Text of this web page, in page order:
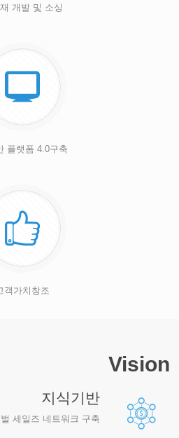
개발 및 소싱
플랫폼 4.0구축
객가치창조
Vision
지식기반
세일즈 네트워크 구축